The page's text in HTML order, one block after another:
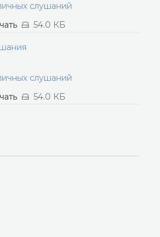
слушаний
54.0 КБ
слушаний
54.0 КБ